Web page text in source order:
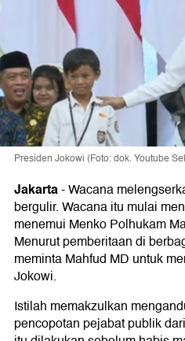
Presiden Jokowi (Foto: dok. Youtube
Jakarta-Wacana
bergulir. Wacana itu mulai
menemui Menko Polhukam
Menurut pemberitaan di
meminta Mahfud MD untuk
Jokowi.
Istilah memakzulkan
pencopotan pejabat publik